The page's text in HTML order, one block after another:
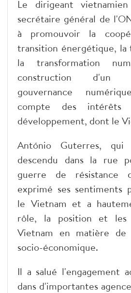
Le dirigeant
secrétaire général de
à promouvoir la
transition énergétique,
la transformation
construction d'un
gouvernance
compte des
développement, dont le
António Guterres, qui
descendu dans la rue
guerre de résistance
exprimé ses sentiments
le Vietnam et a
rôle, la position et les
Vietnam en matière de
socio-économique.
Il a salué l'engagement
dans d'importantes